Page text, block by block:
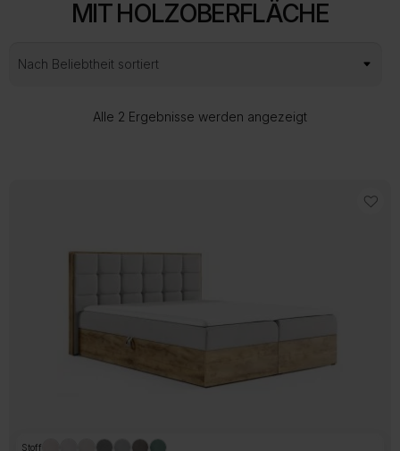
MIT HOLZOBERFLÄCHE
Alle 2 Ergebnisse werden angezeigtNach
Stoff